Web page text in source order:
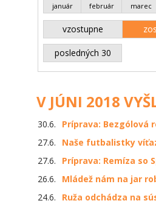
január február marec
vzostupne
posledných 30
V JÚNI 2018
30.6.
Príprava: Bezgólová
27.6.
Naše futbalistky
27.6.
Príprava: Remíza so
26.6.
Mládež nám na jar
24.6.
Ruža odchádza na